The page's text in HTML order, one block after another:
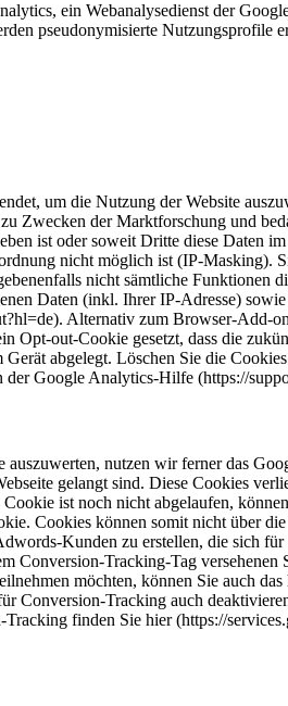
ein Webanalysedienst der
pseudonymisierte Nutzungsprofile
um die Nutzung der Website
Zwecken der Marktforschung und
ist oder soweit Dritte diese Daten
nicht möglich ist (IP-Masking).
nicht sämtliche Funktionen
Daten (inkl. Ihrer IP-Adresse)
Alternativ zum Browser-Add-
out-Cookie gesetzt, dass die
abgelegt. Löschen Sie die
Google Analytics-Hilfe (https://
nutzen wir ferner das
gelangt sind. Diese Cookies
ist noch nicht abgelaufen,
Cookies können somit nicht über
Kunden zu erstellen, die sich
Tracking-Tag
möchten, können Sie auch
Conversion-Tracking auch
finden Sie hier (https://